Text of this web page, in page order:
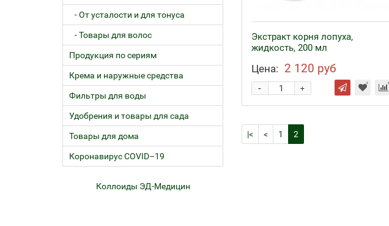
- От усталости и для тонуса
- Товары для волос
Продукция по сериям
Крема и наружные средства
Фильтры для воды
Удобрения и товары для сада
Товары для дома
Коронавирус COVID–19
Коллоиды ЭД-Медицин
Экстракт корня лопуха,
жидкость, 200 мл
Цена: 2 120 руб
+
-
|< < 1 2